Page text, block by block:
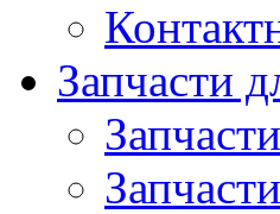
Запчасти